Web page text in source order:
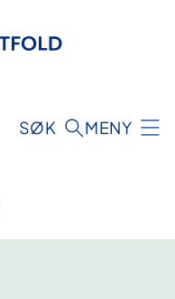
SØK MENY